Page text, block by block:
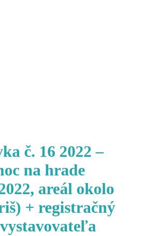
č. 16 2022 –
na hrade
areál okolo
+ registračný